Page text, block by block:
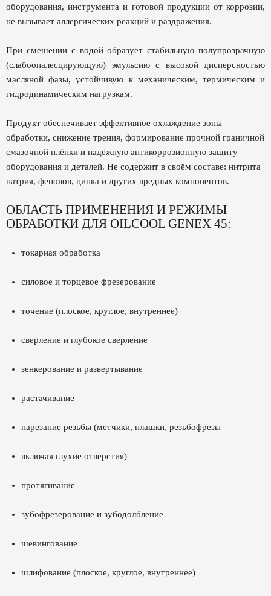
оборудования, инструмента и готовой продукции от коррозии,
не вызывает аллергических реакций и раздражения.
При смешении с водой образует стабильную полупрозрачную
(слабоопалесцирующую) эмульсию с высокой дисперсностью
масляной фазы, устойчивую к механическим, термическим и
гидродинамическим нагрузкам.
Продукт обеспечивает эффективное охлаждение зоны
обработки, снижение трения, формирование прочной граничной
смазочной плёнки и надёжную антикоррозионную защиту
оборудования и деталей. Не содержит в своём составе: нитрита
натрия, фенолов, цинка и других вредных компонентов.
ОБЛАСТЬ ПРИМЕНЕНИЯ И РЕЖИМЫ
ОБРАБОТКИ ДЛЯ OILCOOL GENEX 45:
токарная обработка
силовое и торцевое фрезерование
точение (плоское, круглое, внутреннее)
сверление и глубокое сверление
зенкерование и развертывание
растачивание
нарезание резьбы (метчики, плашки, резьбофрезы
включая глухие отверстия)
протягивание
зубофрезерование и зубодолбление
шевингование
шлифование (плоское, круглое, внутреннее)